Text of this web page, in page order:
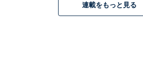
連載をもっと見る